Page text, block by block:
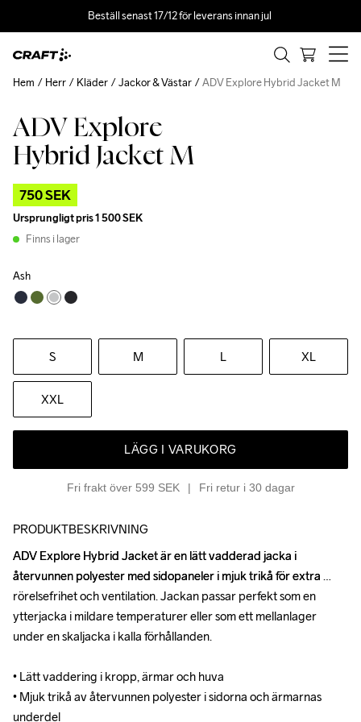
Beställ senast 17/12 för leverans innan jul
ADV Explore
Hybrid Jacket M
750 SEK
Ursprungligt pris1 500 SEK
Finns i lager
Ash
S M L XL
XXL
LÄGG I VARUKORG
Fri frakt över 599 SEK Fri retur i 30 dagar
Hem Herr Kläder Jackor & Västar ADV Explore Hybrid Jacket M
Outlet Recycled
PRODUKTBESKRIVNING
ADV Explore Hybrid Jacket är en lätt vadderad jacka i
återvunnen polyester med sidopaneler i mjuk trikå för extra
rörelsefrihet och ventilation. Jackan passar perfekt som en
ytterjacka i mildare temperaturer eller som ett mellanlager
under en skaljacka i kalla förhållanden.
• Lätt vaddering i kropp, ärmar och huva
• Mjuk trikå av återvunnen polyester i sidorna och ärmarnas
underdel
ADV Explore Hybrid Jacket är en lätt vadderad jacka i
återvunnen polyester med sidopaneler i mjuk trikå för extra
rörelsefrihet och ventilation. Jackan passar perfekt som en
ytterjacka i mildare temperaturer eller som ett mellanlager
under en skaljacka i kalla förhållanden.
• Lätt vaddering i kropp, ärmar och huva
• Mjuk trikå av återvunnen polyester i sidorna och ärmarnas
underdel